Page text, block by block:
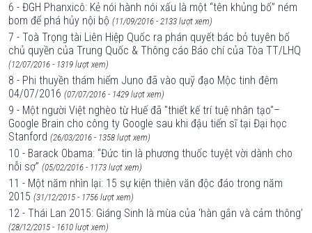
6 - ĐGH Phanxicô: Kẻ nói hành nói xấu là một “tên khủng bố” ném
bom để phá hủy nội bộ (11/09/2016 - 2133 lượt xem)
7 - Toà Trọng tài Liên Hiệp Quốc ra phán quyết bác bỏ tuyên bố
chủ quyền của Trung Quốc & Thông cáo Báo chí của Tòa TT/LHQ
(12/07/2016 - 1319 lượt xem)
8 - Phi thuyền thám hiểm Juno đã vào quỹ đạo Mộc tinh đêm
04/07/2016 (07/07/2016 - 1429 lượt xem)
9 - Một người Việt nghèo từ Huế đã "thiết kế trí tuệ nhân tạo"–
Google Brain cho công ty Google sau khi đậu tiến sĩ tại Đại học
Stanford (26/03/2016 - 1358 lượt xem)
10 - Barack Obama: “Đức tin là phương thuốc tuyệt vời dành cho
nỗi sợ” (05/02/2016 - 1173 lượt xem)
11 - Một năm nhìn lại: 15 sự kiện thiên văn độc đáo trong năm
2015 (31/12/2015 - 1756 lượt xem)
12 - Thái Lan 2015: Giáng Sinh là mùa của ‘hàn gắn và cảm thông’
(28/12/2015 - 1610 lượt xem)